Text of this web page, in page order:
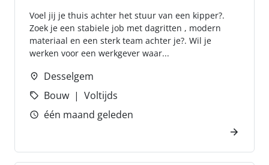
Voel jij je thuis achter het stuur van een kipper?.
Zoek je een stabiele job met dagritten , modern
materiaal en een sterk team achter je?. Wil je
werken voor een werkgever waar...
Desselgem
Bouw
Voltijds
één maand geleden